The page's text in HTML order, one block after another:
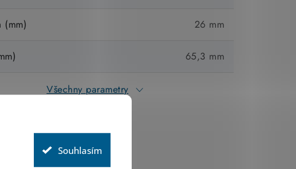
Souhlasím
(mm) 26 mm
65,3 mm
Všechny parametry